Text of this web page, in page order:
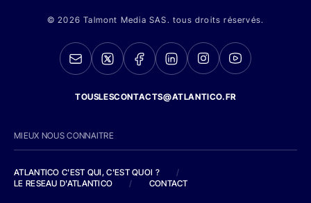
© 2026 Talmont Media SAS. tous droits réservés.
TOUSLESCONTACTS@ATLANTICO.FR
MIEUX NOUS CONNAITRE
ATLANTICO C'EST QUI, C'EST QUOI ?
/
LE RESEAU D'ATLANTICO
/ CONTACT